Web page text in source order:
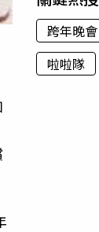
跨年晚會
啦啦隊